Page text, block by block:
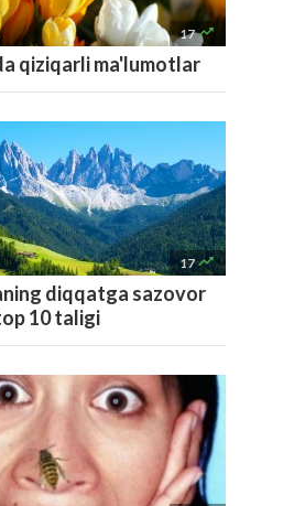
17 
qiziqarli ma'lumotlar
17 
diqqatga sazovor
10 taligi